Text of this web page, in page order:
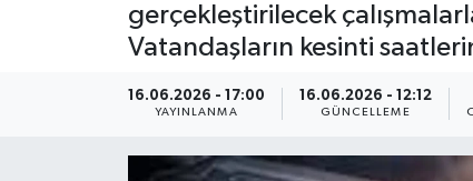
gerçekleştirilecek
Vatandaşların kesinti
16.06.2026 - 17:00
YAYINLANMA
16.06.2026 - 12:12
GÜNCELLEME
Resmi Reklamlar